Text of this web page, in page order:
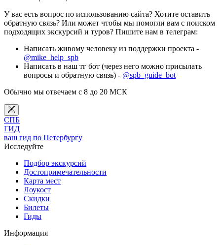
У вас есть вопрос по использованию сайта? Хотите оставить
обратную связь? Или может чтобы мы помогли вам с поиском
подходящих экскурсий и туров? Пишите нам в телеграм:
Написать живому человеку из поддержки проекта -
@mike_help_spb
Написать в наш тг бот (через него можно присылать
вопросы и обратную связь) - @spb_guide_bot
Обычно мы отвечаем с 8 до 20 МСК
СПБ
ГИД
ваш гид по Петербургу
Исследуйте
Подбор экскурсий
Достопримечательности
Карта мест
Лоукост
Скидки
Билеты
Гиды
Информация